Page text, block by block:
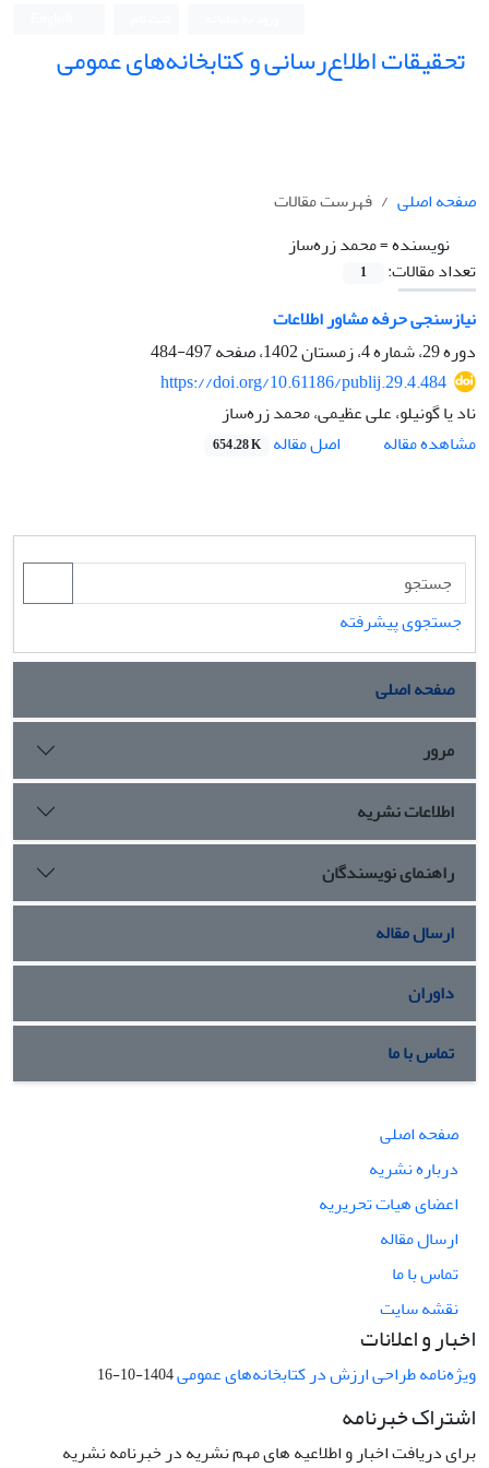
تحقیقات اطلاع‌رسانی و کتابخانه‌های عمومی
صفحه اصلی
فهرست مقالات
نویسنده =محمد زره‌ساز
تعداد مقالات:
1
نیازسنجی حرفه مشاور اطلاعات
دوره 29، شماره 4، زمستان 1402، صفحه
497-484
https://doi.org/10.61186/publij.29.4.484
ناد یا گونیلو، علی عظیمی، محمد زره‌ساز
مشاهده مقاله
اصل مقاله 654.28 K
جستجوی پیشرفته
صفحه اصلی
مرور
اطلاعات نشریه
راهنمای نویسندگان
ارسال مقاله
داوران
تماس با ما
صفحه اصلی
درباره نشریه
اعضای هیات تحریریه
ارسال مقاله
تماس با ما
نقشه سایت
اخبار و اعلانات
ویژه‌نامه طراحی ارزش در کتابخانه‌های عمومی1404-10-16
اشتراک خبرنامه
برای دریافت اخبار و اطلاعیه های مهم نشریه در خبرنامه نشریه